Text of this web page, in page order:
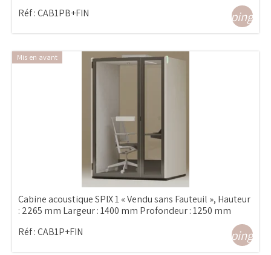
Réf :CAB1PB+FIN
Mis en avant
Cabine acoustique SPIX 1 « Vendu sans Fauteuil », Hauteur
: 2265 mm Largeur : 1400 mm Profondeur : 1250 mm
Réf :CAB1P+FIN